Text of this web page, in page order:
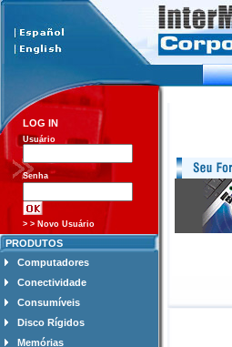
LOG IN
Usuário
Senha
> > Novo Usuário
PRODUTOS
Computadores
Conectividade
Consumíveis
Disco Rígidos
Memórias